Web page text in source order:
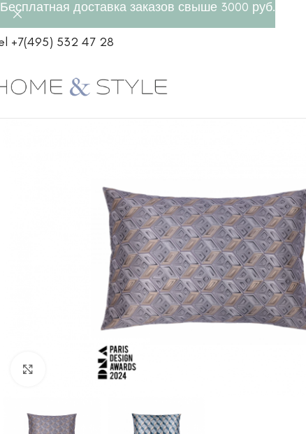
+7(495) 532 47 28
Click to enlarge
Бесплатная доставка заказов свыше 3000 руб.